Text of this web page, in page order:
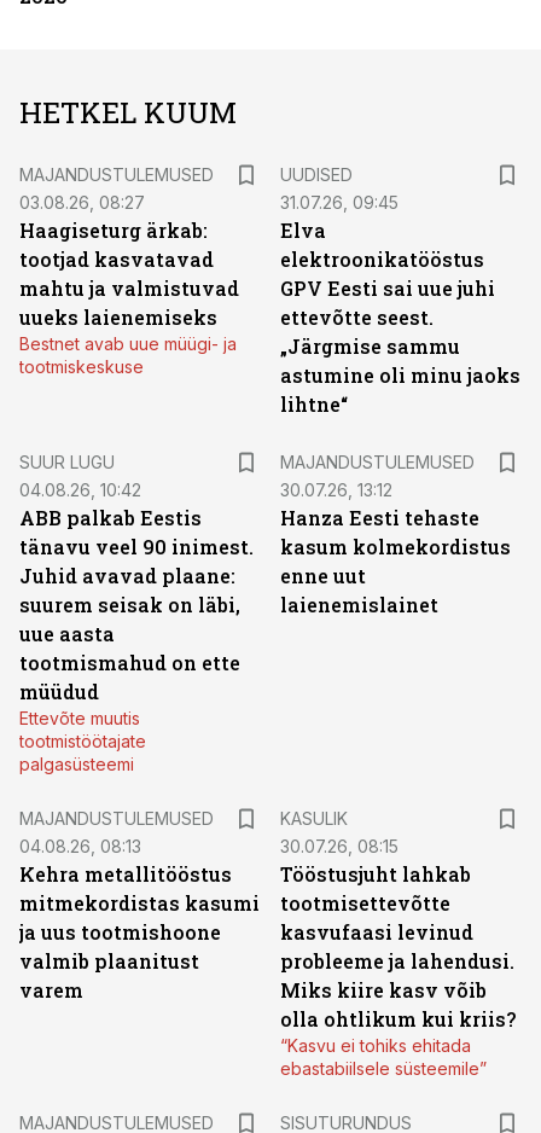
HETKEL KUUM
MAJANDUSTULEMUSED
03.08.26, 08:27
Haagiseturg ärkab:
tootjad kasvatavad
mahtu ja valmistuvad
uueks laienemiseks
Bestnet avab uue müügi- ja
tootmiskeskuse
UUDISED
31.07.26, 09:45
Elva
elektroonikatööstus
GPV Eesti sai uue juhi
ettevõtte seest.
„Järgmise sammu
astumine oli minu jaoks
lihtne“
SUUR LUGU
04.08.26, 10:42
ABB palkab Eestis
tänavu veel 90 inimest.
Juhid avavad plaane:
suurem seisak on läbi,
uue aasta
tootmismahud on ette
müüdud
Ettevõte muutis
tootmistöötajate
palgasüsteemi
MAJANDUSTULEMUSED
30.07.26, 13:12
Hanza Eesti tehaste
kasum kolmekordistus
enne uut
laienemislainet
MAJANDUSTULEMUSED
04.08.26, 08:13
Kehra metallitööstus
mitmekordistas kasumi
ja uus tootmishoone
valmib plaanitust
varem
KASULIK
30.07.26, 08:15
Tööstusjuht lahkab
tootmisettevõtte
kasvufaasi levinud
probleeme ja lahendusi.
Miks kiire kasv võib
olla ohtlikum kui kriis?
“Kasvu ei tohiks ehitada
ebastabiilsele süsteemile”
MAJANDUSTULEMUSED
SISUTURUNDUS